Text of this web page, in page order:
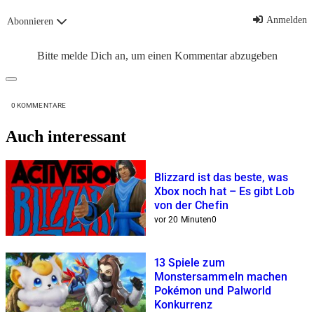
Abonnieren Anmelden
Bitte melde Dich an, um einen Kommentar abzugeben
0 KOMMENTARE
Auch interessant
Blizzard ist das beste, was
Xbox noch hat – Es gibt Lob
von der Chefin
vor 20 Minuten0
13 Spiele zum
Monstersammeln machen
Pokémon und Palworld
Konkurrenz